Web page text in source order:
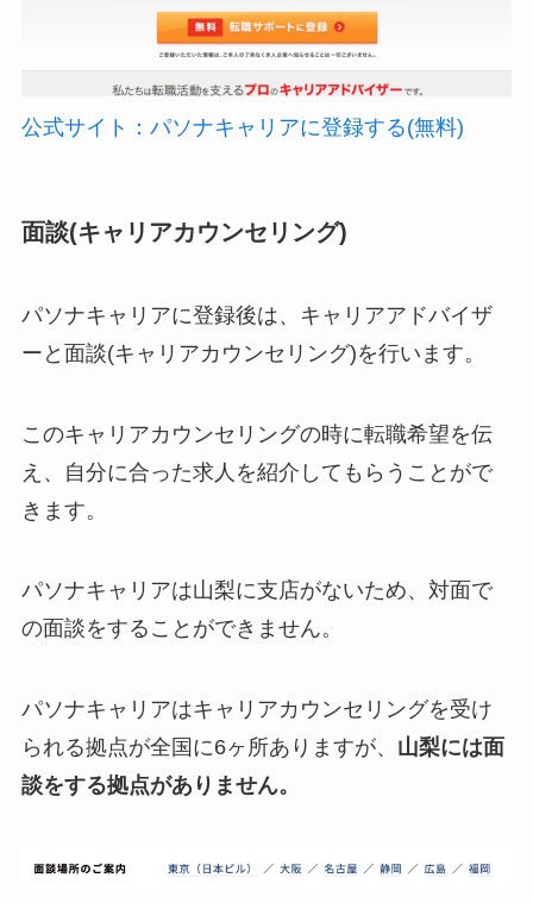
公式サイト：パソナキャリアに登録する(無料)
面談(キャリアカウンセリング)
パソナキャリアに登録後は、キャリアアドバイザ
ーと面談(キャリアカウンセリング)を行います。
このキャリアカウンセリングの時に転職希望を伝
え、自分に合った求人を紹介してもらうことがで
きます。
パソナキャリアは山梨に支店がないため、対面で
の面談をすることができません。
パソナキャリアはキャリアカウンセリングを受け
られる拠点が全国に6ヶ所ありますが、 山梨には面
談をする拠点がありません。